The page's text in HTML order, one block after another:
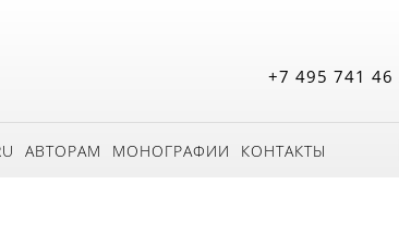
+7 495 741 46
АВТОРАМ МОНОГРАФИИ КОНТАКТЫ